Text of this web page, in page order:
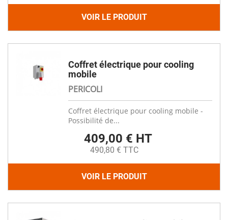
VOIR LE PRODUIT
Coffret électrique pour cooling
mobile
PERICOLI
Coffret électrique pour cooling mobile -
Possibilité de...
409,00 € HT
490,80 € TTC
VOIR LE PRODUIT